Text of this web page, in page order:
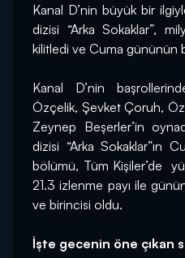
Kanal D’nin büyük bir
dizisi “Arka Sokaklar”,
kilitledi ve Cuma gününün
Kanal D’nin
Özçelik, Şevket Çoruh,
Zeynep Beşerler’in
dizisi “Arka Sokaklar”ın
bölümü, Tüm Kişiler’de
21.3 izlenme payı ile
ve birincisi oldu.
İşte gecenin öne çıkan